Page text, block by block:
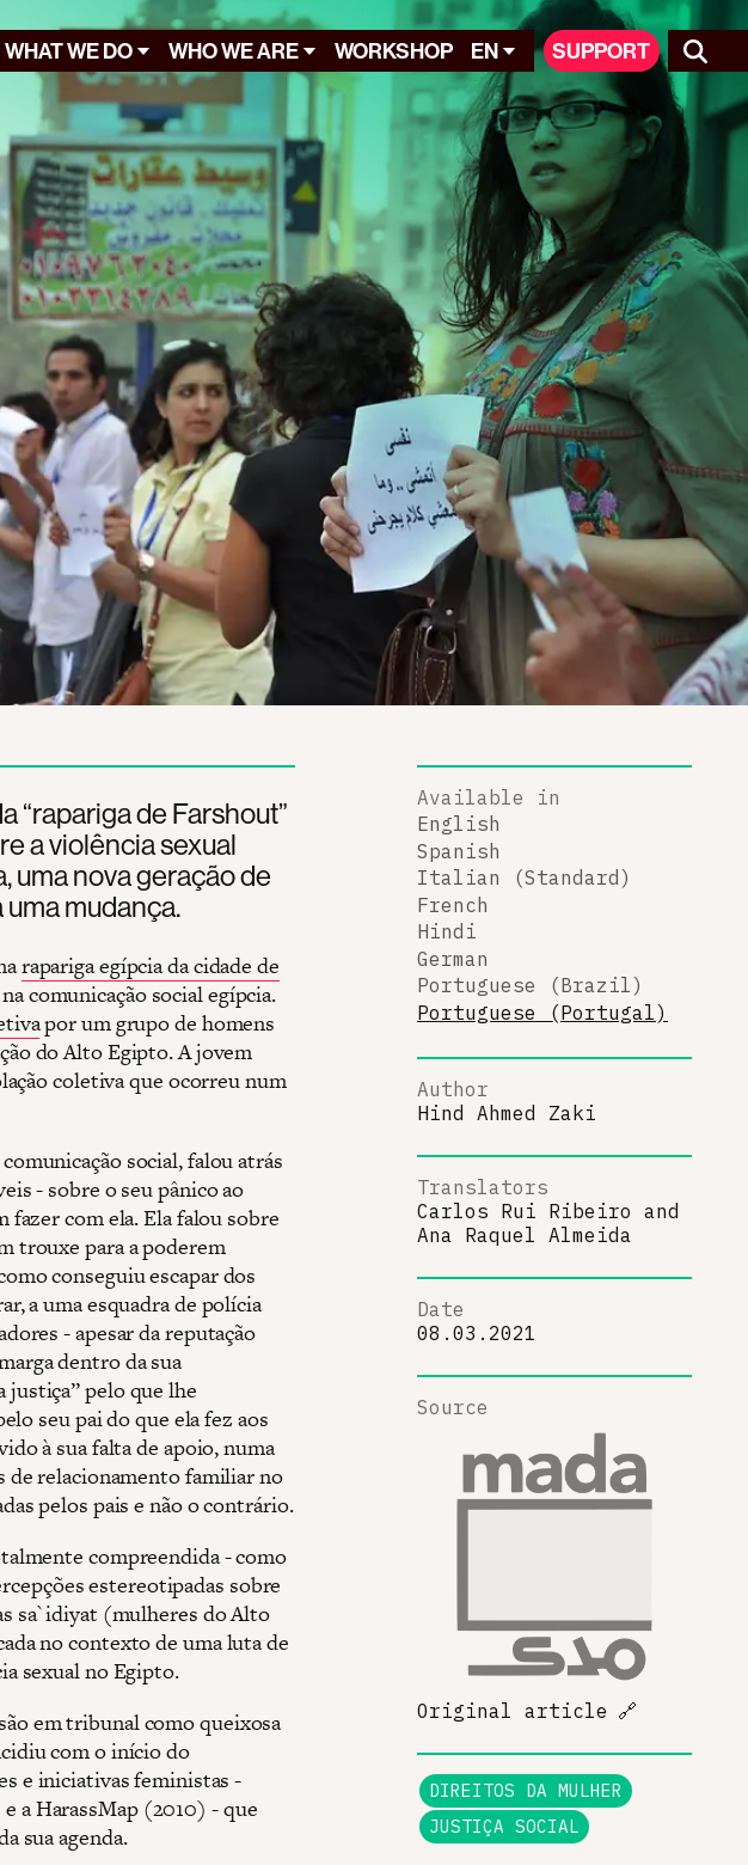
WHAT WE DO WHO WE ARE WORKSHOP EN SUPPORT
“rapariga de Farshout”
a violência sexual
uma nova geração de
mudança.
rapariga egípcia da cidade de
comunicação social egípcia.
por um grupo de homens
do Alto Egipto. A jovem
coletiva que ocorreu num
social, falou atrás
- sobre o seu pânico ao
com ela. Ela falou sobre
trouxe para a poderem
conseguiu escapar dos
a uma esquadra de polícia
- apesar da reputação
dentro da sua
justiça” pelo que lhe
seu pai do que ela fez aos
à sua falta de apoio, numa
de relacionamento familiar no
pelos pais e não o contrário.
compreendida - como
estereotipadas sobre
sa`idiyat (mulheres do Alto
no contexto de uma luta de
sexual no Egipto.
em tribunal como queixosa
com o início do
e iniciativas feministas -
a HarassMap (2010) - que
sua agenda.
Available in
English
Spanish
Italian (Standard)
French
Hindi
German
Portuguese (Brazil)
Portuguese (Portugal)
Author
Hind Ahmed Zaki
Translators
Carlos Rui Ribeiro and
Ana Raquel Almeida
Date
08.03.2021
Source
Original article 🔗
DIREITOS DA MULHER
JUSTIÇA SOCIAL